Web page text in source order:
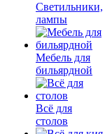
Светильники,
лампы
Мебель для
бильярдной
Всё для
столов